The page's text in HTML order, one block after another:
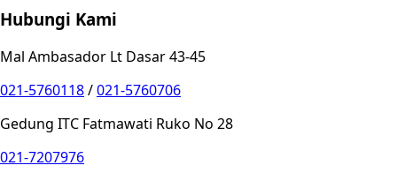
Hubungi Kami
Mal Ambasador Lt Dasar 43-45
021-5760118/021-5760706
Gedung ITC Fatmawati Ruko No 28
021-7207976